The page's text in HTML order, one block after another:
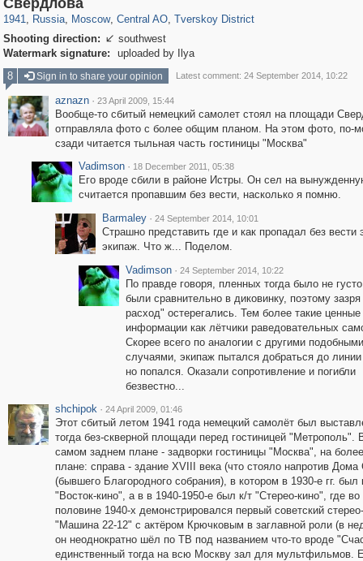
Свердлова
1941, Russia, Moscow, Central AO, Tverskoy District
Shooting direction:  southwest
Watermark signature:
uploaded by Ilya
8
Sign in to share your opinion Latest comment: 24 September 2014, 10:22
aznazn · 23 April 2009, 15:44
Вообще-то сбитый немецкий самолет стоял на площади
отправляла фото с более общим планом. На этом фото, по-
сзади читается тыльная часть гостиницы "Москва"
Vadimson · 18 December 2011, 05:38
Его вроде сбили в районе Истры. Он сел на
считается пропавшим без вести, насколько я помню.
Barmaley · 24 September 2014, 10:01
Страшно представить где и как пропадал без вести
экипаж. Что ж... Поделом.
Vadimson · 24 September 2014, 10:22
По правде говоря, пленных тогда было не
были сравнительно в диковинку, поэтому зазря
расход" остерегались. Тем более такие ценные
информации как лётчики раведовательных
Скорее всего по аналогии с другими подобными
случаями, экипаж пытался добраться до
но попался. Оказали сопротивление и погибли
безвестно...
shchipok · 24 April 2009, 01:46
Этот сбитый летом 1941 года немецкий самолёт был
тогда без-скверной площади перед гостиницей "Метрополь".
самом заднем плане - задворки гостиницы "Москва", на
плане: справа - здание XVIII века (что стояло напротив
(бывшего Благородного собрания), в котором в 1930-е гг. был
"Восток-кино", а в в 1940-1950-е был к/т "Стерео-кино", где во
половине 1940-х демонстрировался первый советский
"Машина 22-12" с актёром Крючковым в заглавной роли (в
он неоднократно шёл по ТВ под названием что-то вроде
единственный тогда на всю Москву зал для мультфильмов.